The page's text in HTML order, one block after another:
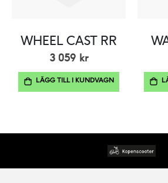
WHEEL CAST RR
3 059 kr
LÄGG TILL I KUNDVAGN